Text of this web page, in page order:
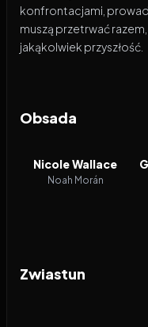
konfrontacjami,
muszą przetrwać
jakąkolwiek przyszłość.
Obsada
Nicole Wallace
Noah Morán
Zwiastun